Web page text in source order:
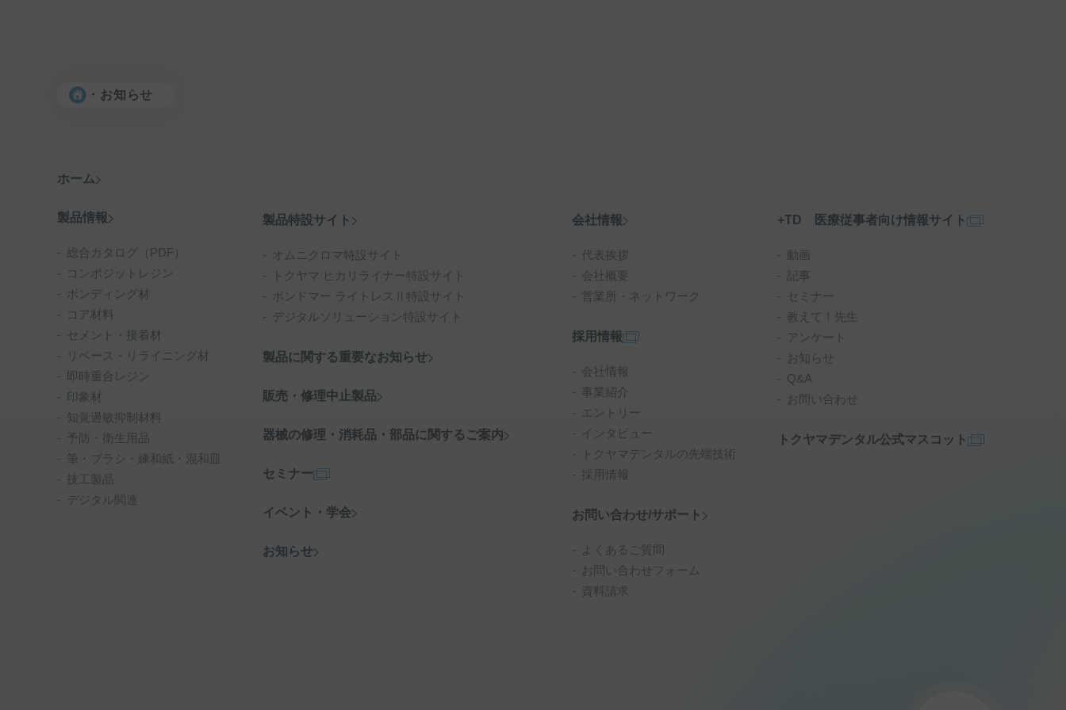
お知らせ
ホーム
製品情報
総合カタログ（PDF）
コンポジットレジン
ボンディング材
コア材料
セメント・接着材
リベース・リライニング材
即時重合レジン
印象材
知覚過敏抑制材料
予防・衛生用品
筆・ブラシ・練和紙・混和皿
技工製品
デジタル関連
製品特設サイト
オムニクロマ特設サイト
トクヤマ ヒカリライナー特設サイト
ボンドマー ライトレスⅡ特設サイト
デジタルソリューション特設サイト
製品に関する重要なお知らせ
販売・修理中止製品
器械の修理・消耗品・部品に関するご案内
セミナー
イベント・学会
お知らせ
会社情報
代表挨拶
会社概要
営業所・ネットワーク
採用情報
会社情報
事業紹介
エントリー
インタビュー
トクヤマデンタルの先端技術
採用情報
お問い合わせ/サポート
よくあるご質問
お問い合わせフォーム
資料請求
+TD 医療従事者向け情報サイト
動画
記事
セミナー
教えて！先生
アンケート
お知らせ
Q&A
お問い合わせ
トクヤマデンタル公式マスコット